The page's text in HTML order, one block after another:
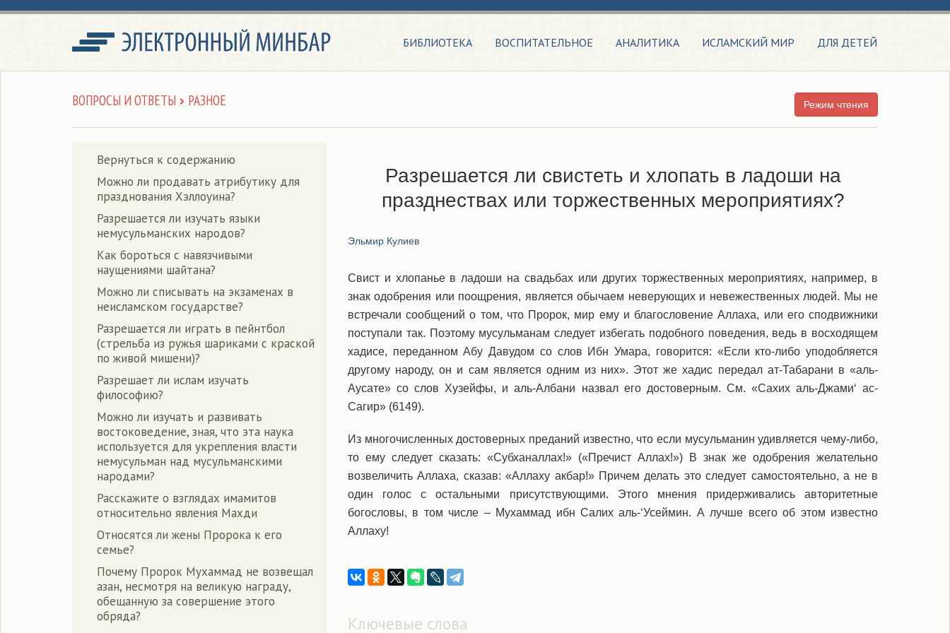
БИБЛИОТЕКА ВОСПИТАТЕЛЬНОЕ АНАЛИТИКА ИСЛАМСКИЙ МИР ДЛЯ ДЕТЕЙ
ВОПРОСЫ И ОТВЕТЫ РАЗНОЕ Режим чтения
Вернуться к содержанию
Можно ли продавать атрибутику для
празднования Хэллоуина?
Разрешается ли изучать языки
немусульманских народов?
Как бороться с навязчивыми
наущениями шайтана?
Можно ли списывать на экзаменах в
неисламском государстве?
Разрешается ли играть в пейнтбол
(стрельба из ружья шариками с краской
по живой мишени)?
Разрешает ли ислам изучать
философию?
Можно ли изучать и развивать
востоковедение, зная, что эта наука
используется для укрепления власти
немусульман над мусульманскими
народами?
Расскажите о взглядах имамитов
относительно явления Махди
Относятся ли жены Пророка к его
семье?
Почему Пророк Мухаммад не возвещал
азан, несмотря на великую награду,
обещанную за совершение этого
обряда?
Разрешается ли свистеть и хлопать в ладоши на
празднествах или торжественных мероприятиях?
Эльмир Кулиев
Свист и хлопанье в ладоши на свадьбах или других торжественных мероприятиях, например, в
знак одобрения или поощрения, является обычаем неверующих и невежественных людей. Мы не
встречали сообщений о том, что Пророк, мир ему и благословение Аллаха, или его сподвижники
поступали так. Поэтому мусульманам следует избегать подобного поведения, ведь в восходящем
хадисе, переданном Абу Давудом со слов Ибн Умара, говорится: «Если кто-либо уподобляется
другому народу, он и сам является одним из них». Этот же хадис передал ат-Табарани в «аль-
Аусате» со слов Хузейфы, и аль-Албани назвал его достоверным. См. «Сахих аль-Джами‘ ас-
Сагир» (6149).
Из многочисленных достоверных преданий известно, что если мусульманин удивляется чему-либо,
то ему следует сказать: «Субханаллах!» («Пречист Аллах!») В знак же одобрения желательно
возвеличить Аллаха, сказав: «Аллаху акбар!» Причем делать это следует самостоятельно, а не в
один голос с остальными присутствующими. Этого мнения придерживались авторитетные
богословы, в том числе – Мухаммад ибн Салих аль-‘Усеймин. А лучше всего об этом известно
Аллаху!
Ключевые слова